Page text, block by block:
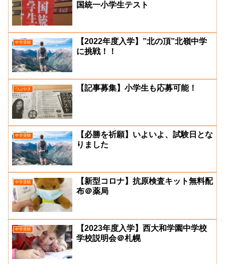
国統一小学生テスト
中学受験
【2022年度入学】”北の頂”北嶺中学
に挑戦！！
つぶやき 【記事募集】小学生も応募可能！
中学受験
【必勝を祈願】いよいよ、試験日とな
りました
中学受験
【新型コロナ】抗原検査キット無料配
布＠薬局
中学受験
【2023年度入学】西大和学園中学校
学校説明会＠札幌